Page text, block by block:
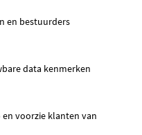
en bestuurders
data kenmerken
voorzie klanten van